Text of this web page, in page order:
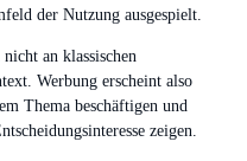
der Nutzung ausgespielt.
an klassischen
Werbung erscheint also
Thema beschäftigen und
zeigen.